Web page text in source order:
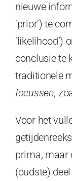
nieuwe
‘prior’) te
‘likelihood’)
conclusie te
traditionele
focussen,
Voor het
prima, maar
(oudste)